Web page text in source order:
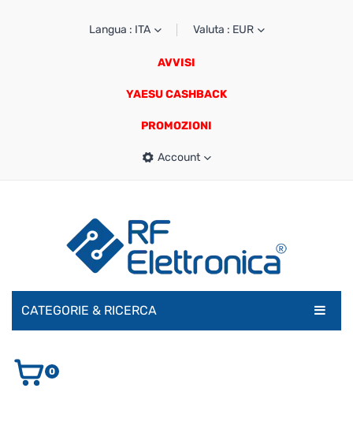
Langua : ITA Valuta : EUR
AVVISI
YAESU CASHBACK
PROMOZIONI
Account
CATEGORIE & RICERCA
AUDIO E VIDEO
0